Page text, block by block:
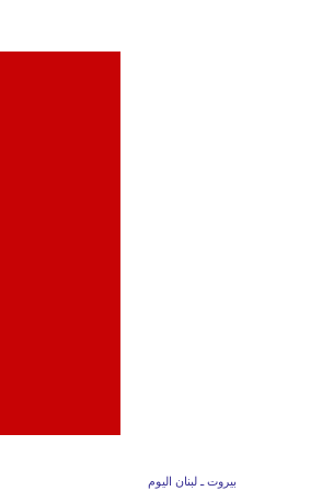
بيروت ـ لبنان اليوم